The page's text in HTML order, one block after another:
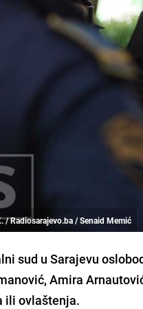
/ Radiosarajevo.ba / Senaid Memić
sud u Sarajevu
Amira
ili ovlaštenja.